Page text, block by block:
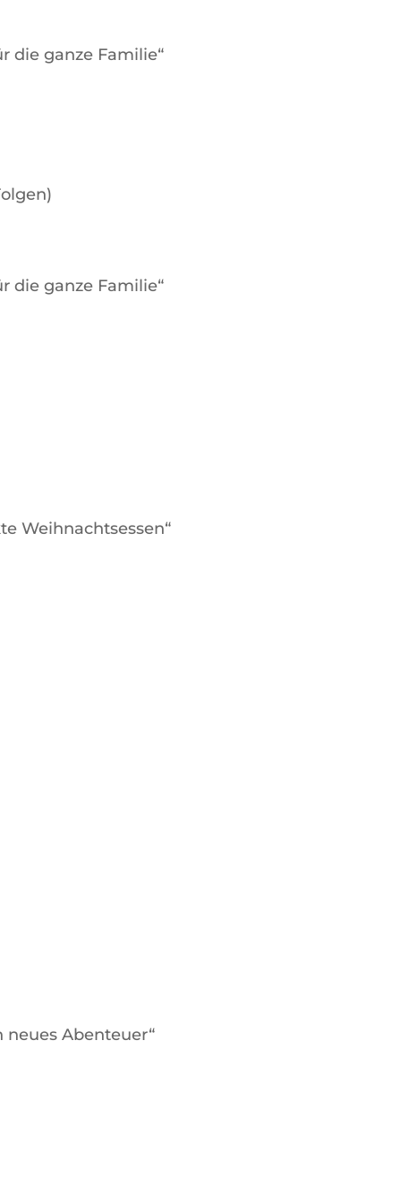
die ganze Familie“
die ganze Familie“
Weihnachtsessen“
neues Abenteuer“